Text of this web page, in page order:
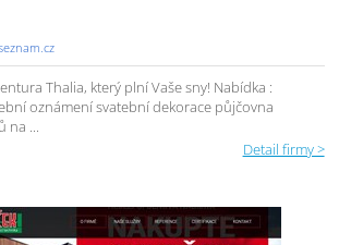
Thalia, který plní Vaše sny! Nabídka :
oznámení svatební dekorace půjčovna
na ...
Detail firmy >